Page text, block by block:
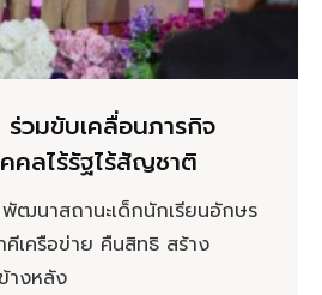
วมขับเคลื่อนภารกิจ
ลไร้รัฐไร้สัญชาติ
พัฒนาสถานะเด็กนักเรียนอักษร
เครือข่าย คืนสิทธิ สร้าง
างหลัง